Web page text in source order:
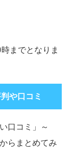
までとなりま
や口コミ
口コミ」～
らまとめてみ